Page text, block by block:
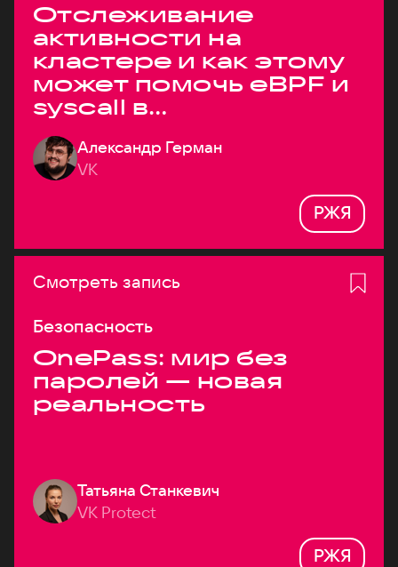
Отслеживание
активности на
кластере и как этому
может помочь eBPF и
syscall в
высоконагруженных
системах
Александр Герман
VK
РЖЯ
Смотреть запись
Безопасность
OnePass: мир без
паролей — новая
реальность
Татьяна Станкевич
VK Protect
РЖЯ